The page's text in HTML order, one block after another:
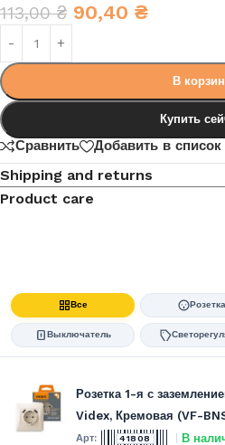
113,00₴ 90,40 ₴
В
Купить
Сравнить Добавить в
Shipping and returns
Product care
Все Розетка
Выключатель
Розетка 1-я с
Videx, Кремовая (VF-
41808 В